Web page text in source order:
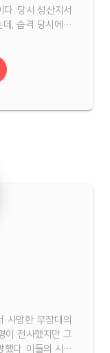
. 당시 성산지서
, 습격 당시에는
자 모두 퇴각해
...
사망한 무장대의
이 전사했지만 그
했다. 이들의 시신